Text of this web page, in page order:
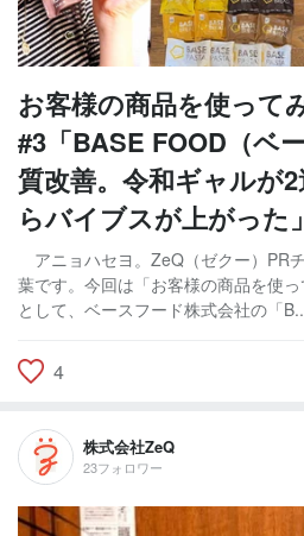
お客様の商品を使って
#3「BASE FOOD（ベ
質改善。令和ギャルが
らバイブスが上がった」
アニョハセヨ。ZeQ（ゼクー）PR
葉です。今回は「お客様の商品を使
として、ベースフード株式会社の「
4
株式会社ZeQ
23フォロワー